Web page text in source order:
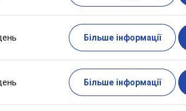
Більше інформації
Більше інформації